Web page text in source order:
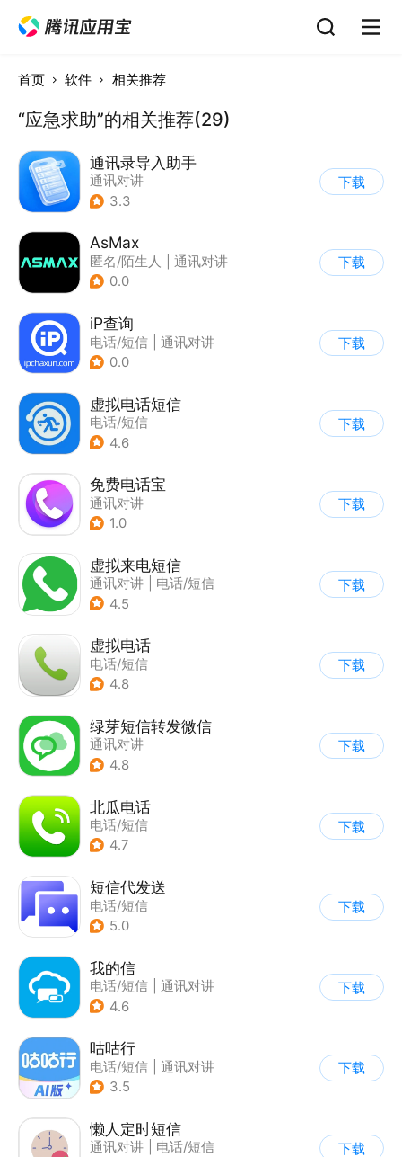
首页 软件 相关推荐
“应急求助”的相关推荐(29)
通讯录导入助手
通讯对讲
3.3
下载
AsMax
匿名/陌生人
通讯对讲
0.0
下载
iP查询
电话/短信
通讯对讲
0.0
下载
虚拟电话短信
电话/短信
4.6
下载
免费电话宝
通讯对讲
1.0
下载
虚拟来电短信
通讯对讲
电话/短信
4.5
下载
虚拟电话
电话/短信
4.8
下载
绿芽短信转发微信
通讯对讲
4.8
下载
北瓜电话
电话/短信
4.7
下载
短信代发送
电话/短信
5.0
下载
我的信
电话/短信
通讯对讲
4.6
下载
咕咕行
电话/短信
通讯对讲
3.5
下载
懒人定时短信
通讯对讲
电话/短信
下载